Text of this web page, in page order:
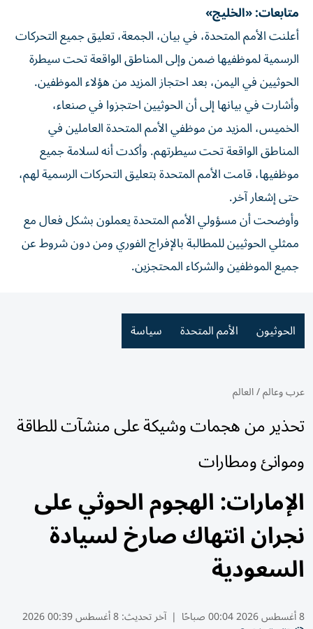
متابعات: «الخليج»
أعلنت الأمم المتحدة، في بيان، الجمعة، تعليق جميع التحركات
الرسمية لموظفيها ضمن وإلى المناطق الواقعة تحت سيطرة
الحوثيين في اليمن، بعد احتجاز المزيد من هؤلاء الموظفين.
وأشارت في بيانها إلى أن الحوثيين احتجزوا في صنعاء،
الخميس، المزيد من موظفي الأمم المتحدة العاملين في
المناطق الواقعة تحت سيطرتهم. وأكدت أنه لسلامة جميع
موظفيها، قامت الأمم المتحدة بتعليق التحركات الرسمية لهم،
حتى إشعار آخر.
وأوضحت أن مسؤولي الأمم المتحدة يعملون بشكل فعال مع
ممثلي الحوثيين للمطالبة بالإفراج الفوري ومن دون شروط عن
جميع الموظفين والشركاء المحتجزين.
الحوثيون الأمم المتحدة سياسة
عرب وعالم/العالم
تحذير من هجمات وشيكة على منشآت للطاقة
وموانئ ومطارات
الإمارات: الهجوم الحوثي على
نجران انتهاك صارخ لسيادة
السعودية
8 أغسطس 2026 00:04 صباحًا | آخر تحديث:8 أغسطس 00:39 2026